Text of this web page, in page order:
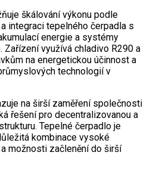
škálování výkonu podle
integraci tepelného čerpadla s
energie a systémy
využívá chladivo R290 a
na energetickou účinnost a
technologií v
na širší zaměření společnosti
řešení pro decentralizovanou a
Tepelné čerpadlo je
kombinace vysoké
možnosti začlenění do širší